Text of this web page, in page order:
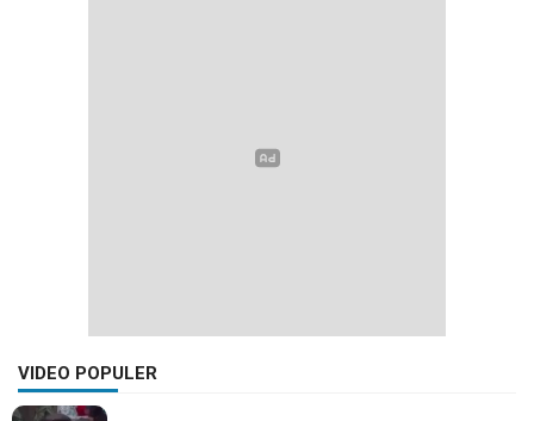
VIDEO POPULER